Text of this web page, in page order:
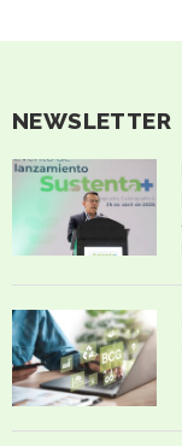
NEWSLETTER